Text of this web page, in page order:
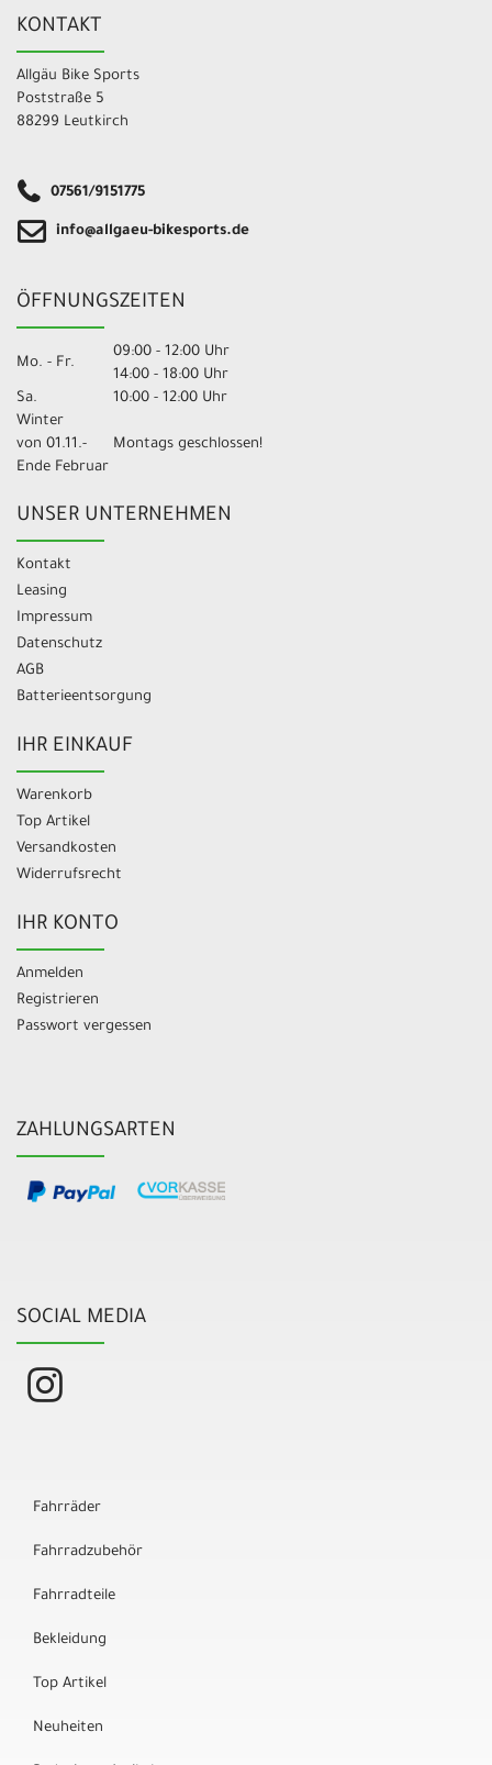
KONTAKT
Allgäu Bike Sports
Poststraße 5
88299 Leutkirch
07561/9151775
info@allgaeu-bikesports.de
ÖFFNUNGSZEITEN
Mo. - Fr.
09:00 - 12:00 Uhr
14:00 - 18:00 Uhr
Sa.
10:00 - 12:00 Uhr
Winter
von 01.11.-
Ende Februar
Montags geschlossen!
UNSER UNTERNEHMEN
Kontakt
Leasing
Impressum
Datenschutz
AGB
Batterieentsorgung
IHR EINKAUF
Warenkorb
Top Artikel
Versandkosten
Widerrufsrecht
IHR KONTO
Anmelden
Registrieren
Passwort vergessen
ZAHLUNGSARTEN
SOCIAL MEDIA
Fahrräder
Fahrradzubehör
Fahrradteile
Bekleidung
Top Artikel
Neuheiten